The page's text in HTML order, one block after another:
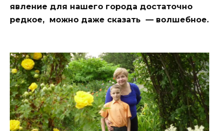
явление для нашего города достаточно
редкое, можно даже сказать — волшебное.